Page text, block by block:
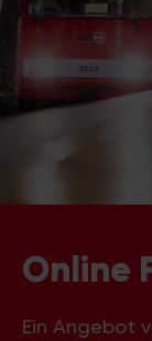
Online
Ein Angebot